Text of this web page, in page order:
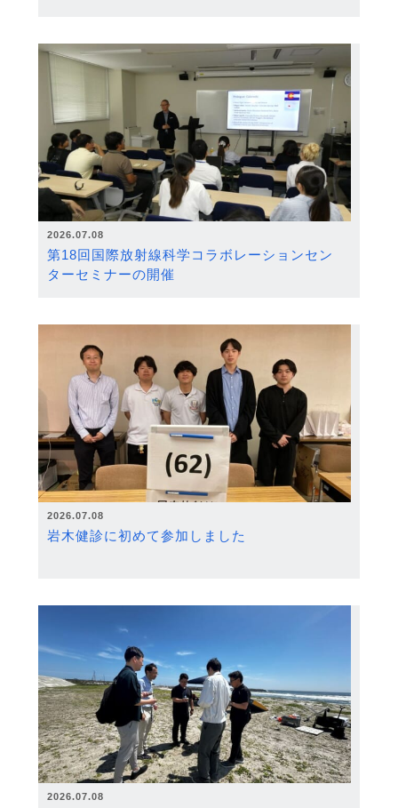
2026.07.08
第18回国際放射線科学コラボレーションセン
ターセミナーの開催
2026.07.08
岩木健診に初めて参加しました
2026.07.08